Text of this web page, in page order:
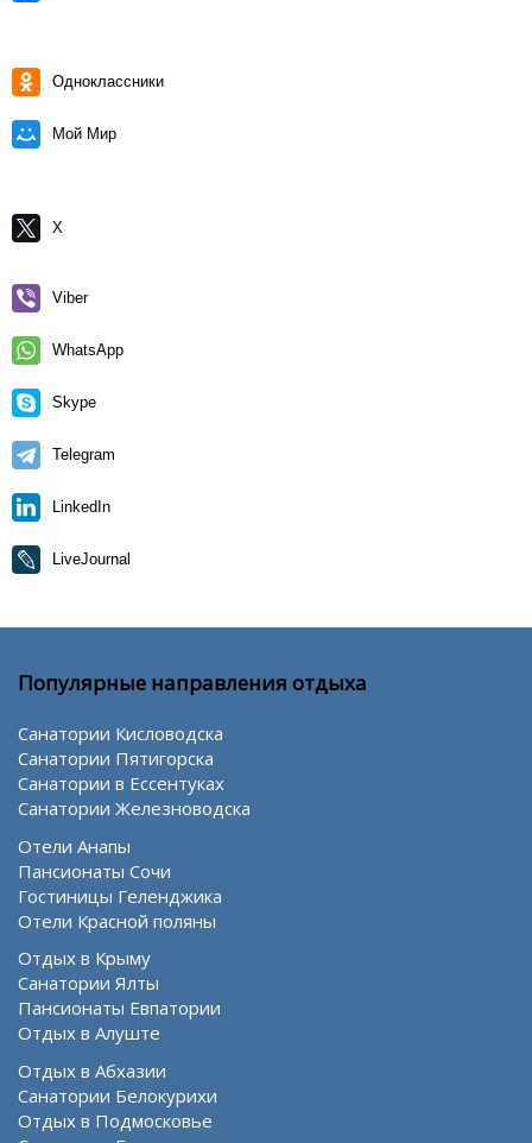
Одноклассники
Мой Мир
X
Viber
WhatsApp
Skype
Telegram
LinkedIn
LiveJournal
Популярные направления отдыха
Санатории Кисловодска
Санатории Пятигорска
Санатории в Ессентуках
Санатории Железноводска
Отели Анапы
Пансионаты Сочи
Гостиницы Геленджика
Отели Красной поляны
Отдых в Крыму
Санатории Ялты
Пансионаты Евпатории
Отдых в Алуште
Отдых в Абхазии
Санатории Белокурихи
Отдых в Подмосковье